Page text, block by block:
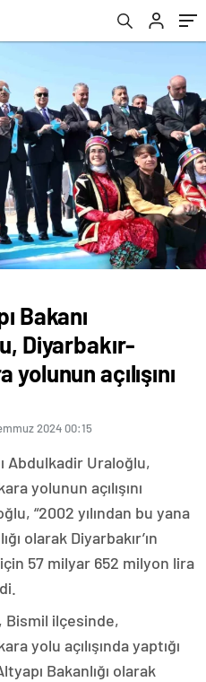
Bakanı
Diyarbakır-
açılışını
2024 00:15
Abdulkadir Uraloğlu,
yolunun açılışını
“2002 yılından bu yana
olarak Diyarbakır’ın
57 milyar 652 milyon lira
Bismil ilçesinde,
yolu açılışında yaptığı
Bakanlığı olarak